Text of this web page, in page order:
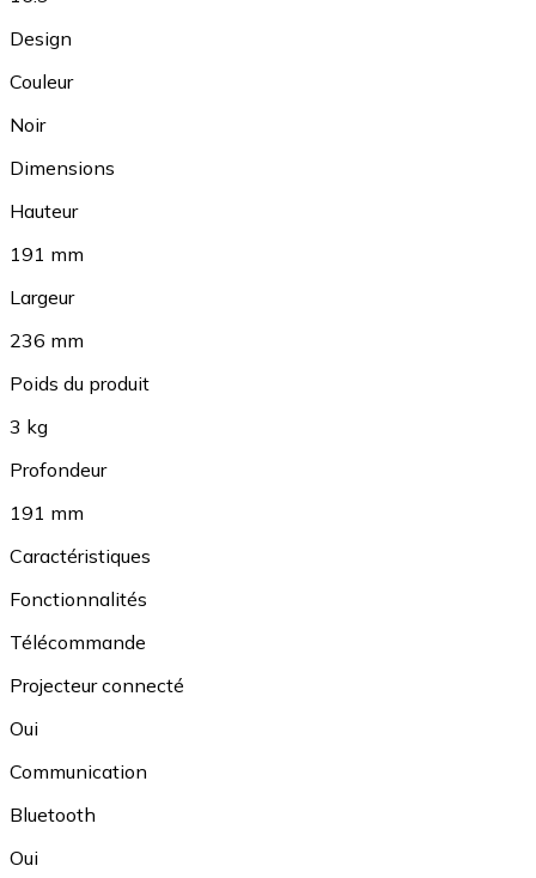
Design
Couleur
Noir
Dimensions
Hauteur
191 mm
Largeur
236 mm
Poids du produit
3 kg
Profondeur
191 mm
Caractéristiques
Fonctionnalités
Télécommande
Projecteur connecté
Oui
Communication
Bluetooth
Oui